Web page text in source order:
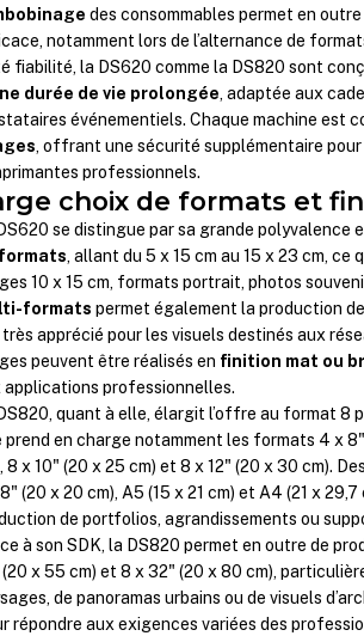
des consommables permet en
notamment lors de l’alternance de
fiabilité, la DS620 comme la DS820 sont
durée de vie prolongée, adaptée aux
événementiels. Chaque machine est
, offrant une sécurité supplémentaire
professionnels.
choix de formats et
se distingue par sa grande polyvalence
, allant du 5 x 15 cm au 15 x 23 cm, ce
10 x 15 cm, formats portrait, photos
formats permet également la production
très apprécié pour les visuels destinés aux
peuvent être réalisés en finition mat ou
applications professionnelles.
quant à elle, élargit l’offre au format 8
prend en charge notamment les formats 4 x
8 x 10" (20 x 25 cm) et 8 x 12" (20 x 30 cm).
(20 x 20 cm), A5 (15 x 21 cm) et A4 (21 x
de portfolios, agrandissements ou
à son SDK, la DS820 permet en outre de
x 55 cm) et 8 x 32" (20 x 80 cm),
de panoramas urbains ou de visuels
répondre aux exigences variées des